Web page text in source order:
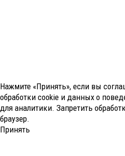
Нажмите «Принять», если вы
обработки cookie и данных о
для аналитики. Запретить
браузер.
Принять